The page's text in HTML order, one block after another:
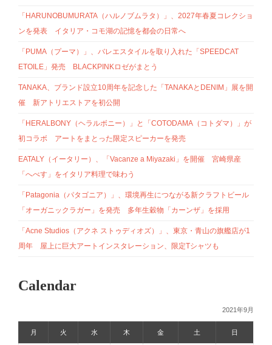
「HARUNOBUMURATA（ハルノブムラタ）」、2027年春夏コレクショ
ンを発表 イタリア・コモ湖の記憶を都会の日常へ
「PUMA（プーマ）」、バレエスタイルを取り入れた「SPEEDCAT
ETOILE」発売 BLACKPINKロゼがまとう
TANAKA、ブランド設立10周年を記念した「TANAKAとDENIM」展を開
催 新アトリエストアを初公開
「HERALBONY（ヘラルボニー）」と「COTODAMA（コトダマ）」が
初コラボ アートをまとった限定スピーカーを発売
EATALY（イータリー）、「Vacanze a Miyazaki」を開催 宮崎県産
「へべす」をイタリア料理で味わう
「Patagonia（パタゴニア）」、環境再生につながる新クラフトビール
「オーガニックラガー」を発売 多年生穀物「カーンザ」を採用
「Acne Studios（アクネ ストゥディオズ）」、東京・青山の旗艦店が1
周年 屋上に巨大アートインスタレーション、限定Tシャツも
Calendar
2021年9月
月 火 水 木 金 土 日